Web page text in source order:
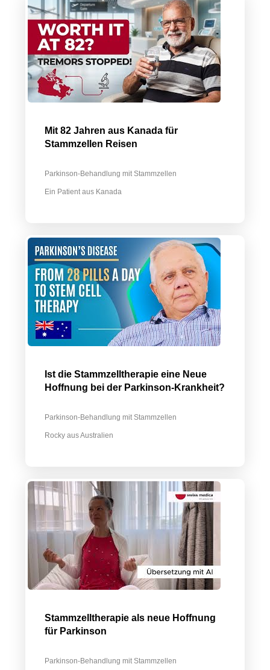
Mit 82 Jahren aus Kanada für
Stammzellen Reisen
Parkinson-Behandlung mit Stammzellen
Ein Patient aus Kanada
Ist die Stammzelltherapie eine Neue
Hoffnung bei der Parkinson-Krankheit?
Parkinson-Behandlung mit Stammzellen
Rocky aus Australien
Stammzelltherapie als neue Hoffnung
für Parkinson
Parkinson-Behandlung mit Stammzellen